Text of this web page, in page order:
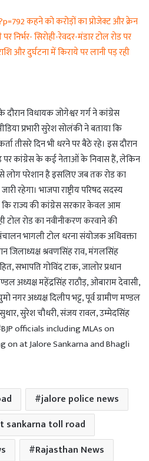
कहने को करोड़ों का प्रोजेक्ट और क्रेन
निर्भर- सिरोही-रेवदर-मंडार टोल रोड पर
और दुर्घटना में किराये पर लानी पड़ रही
विधायक जोगेश्वर गर्ग ने कांग्रेस
प्रभारी सुरेश सोलंकी ने बताया कि
तीसरे दिन भी धरने पर बैठे रहे। इस दौरान
पर कांग्रेस के कई नेताओं के निवास हैं, लेकिन
परेशान है इसलिए जब तक रोड का
रहेगा। भाजपा राष्ट्रीय परिषद सदस्य
कि राज्य की कांग्रेस सरकार केवल आम
टोल रोड का नवीनीकरण करवाने की
भागली टोल धरना संयोजक अधिवक्ता
जिलाध्यक्ष श्रवणसिंह राव, मंगलसिंह
सभापति गोविंद टाक, जालोर प्रधान
अध्यक्ष महेंद्रसिंह राठौड़, ओबाराम देवासी,
नगर अध्यक्ष दिलीप भट्ट, पूर्व ग्रामीण मण्डल
सुरेश चौधरी, संजय रावल, उम्मेदसिंह
officials including MLAs on
at Jalore Sankarna and Bhagli
jalore police news
sankarna toll road
Rajasthan News